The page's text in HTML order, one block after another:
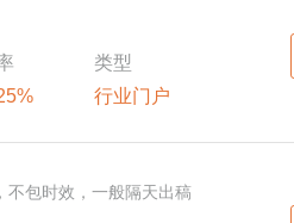
类型
行业门户
不包时效，一般隔天出稿